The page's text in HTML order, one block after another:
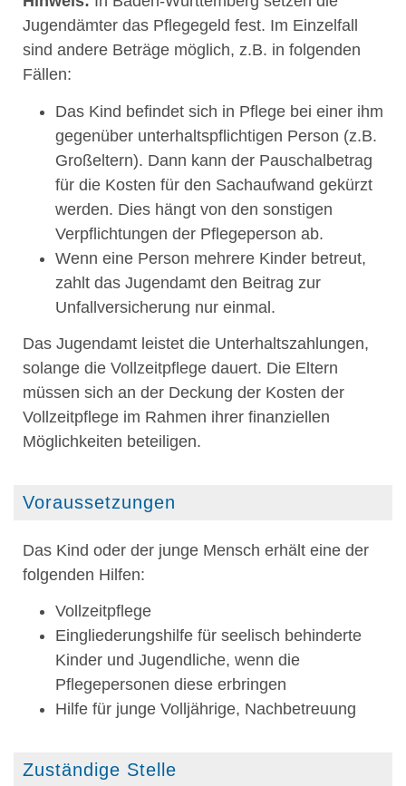
Jugendämter das Pflegegeld fest. Im Einzelfall
sind andere Beträge möglich, z.B. in folgenden
Fällen:
Das Kind befindet sich in Pflege bei einer ihm
gegenüber unterhaltspflichtigen Person (z.B.
Großeltern). Dann kann der Pauschalbetrag
für die Kosten für den Sachaufwand gekürzt
werden. Dies hängt von den sonstigen
Verpflichtungen der Pflegeperson ab.
Wenn eine Person mehrere Kinder betreut,
zahlt das Jugendamt den Beitrag zur
Unfallversicherung nur einmal.
Das Jugendamt leistet die Unterhaltszahlungen,
solange die Vollzeitpflege dauert. Die Eltern
müssen sich an der Deckung der Kosten der
Vollzeitpflege im Rahmen ihrer finanziellen
Möglichkeiten beteiligen.
Voraussetzungen
Das Kind oder der junge Mensch erhält eine der
folgenden Hilfen:
Vollzeitpflege
Eingliederungshilfe für seelisch behinderte
Kinder und Jugendliche, wenn die
Pflegepersonen diese erbringen
Hilfe für junge Volljährige, Nachbetreuung
Zuständige Stelle